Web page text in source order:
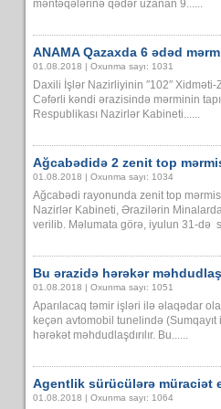
məntəqələrinə qədər uzanan 9......
ANAMA Qazaxda 6 ədəd
01.08.2018 | Oxunma sayı: 1031
Daxili İşlər Nazirliyinin ″102″
Cəfərli kəndi ərazisində mərminin
Respublikası Nazirlər Kabineti......
Ağcabədidə 2 zenit top
01.08.2018 | Oxunma sayı: 1034
Ağcabədi rayonunda zenit top
Nazirlər Kabineti, Ərazilərin
verilib. Məlumata görə, iyulun 31-də
Bu ərazidə hərəkər
01.08.2018 | Oxunma sayı: 1051
Aparılacaq təmir işləri ilə əlaqədar
keçən avtomobil tunelində
hərəkət məhdudlaşdırılır. Bu......
Agentlik sürücülərə müraciət
01.08.2018 | Oxunma sayı: 1064